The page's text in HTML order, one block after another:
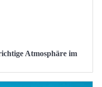
Atmosphäre im